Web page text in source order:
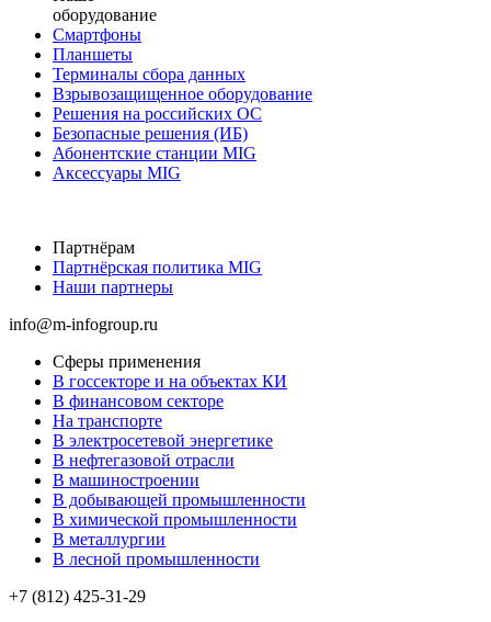
оборудование
Смартфоны
Планшеты
Терминалы сбора данных
Взрывозащищенное оборудование
Решения на российских ОС
Безопасные решения (ИБ)
Абонентские станции MIG
Аксессуары MIG
Партнёрам
Партнёрская политика MIG
Наши партнеры
info@m-infogroup.ru
Сферы применения
В госсекторе и на объектах КИ
В финансовом секторе
На транспорте
В электросетевой энергетике
В нефтегазовой отрасли
В машиностроении
В добывающей промышленности
В химической промышленности
В металлургии
В лесной промышленности
+7 (812) 425-31-29